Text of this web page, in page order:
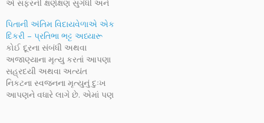
એ સફરની ક્ષણેક્ષણ સુગંધી અને
થીમ સાથે થોડીક જ
અદલાબદલી કરી અને
અક્ષરનાદને એક નવા સ્વરૂપે
મૂકવાની ઈચ્છા પૂરી કરી રહ્યો છું.
આ…
પિતાની અંતિમ વિદાયવેળાએ એક
દિકરી – પ્રતિભા ભટ્ટ અધ્યારૂ
કોઈ દૂરના સંબંધી અથવા
અજાણ્યાના મૃત્યુ કરતાં આપણા
સહ્રદયી અથવા અત્યંત
નિકટના સ્વજનના મૃત્યુનું દુઃખ
આપણને વધારે લાગે છે. એમાં પણ